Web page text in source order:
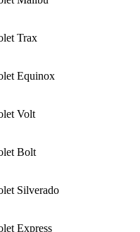
Trax
Equinox
Volt
Bolt
Silverado
Express